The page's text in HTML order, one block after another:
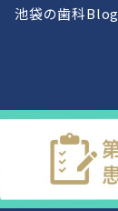
池袋の歯科Blog